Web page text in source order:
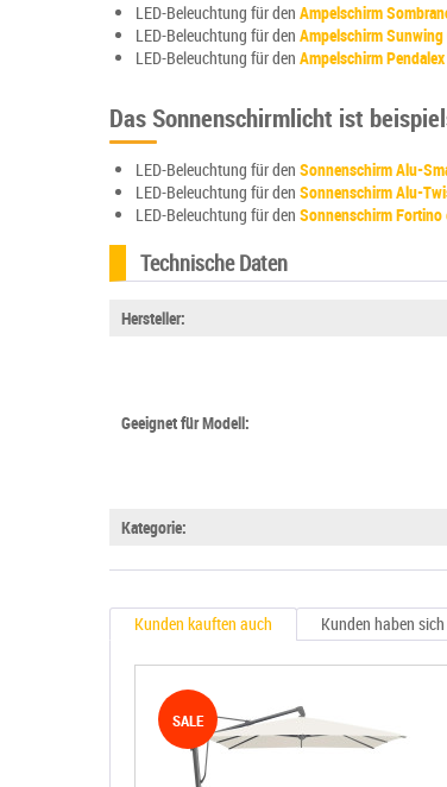
LED-Beleuchtung für den Ampelschirm
LED-Beleuchtung für den Ampelschirm Sunwing
LED-Beleuchtung für den Ampelschirm
Das Sonnenschirmlicht ist
LED-Beleuchtung für den Sonnenschirm Alu-
LED-Beleuchtung für den Sonnenschirm Alu-
LED-Beleuchtung für den Sonnenschirm Fortino
Technische Daten
Hersteller:
Geeignet für Modell:
Kategorie:
Kunden kauften auch Kunden haben
SALE